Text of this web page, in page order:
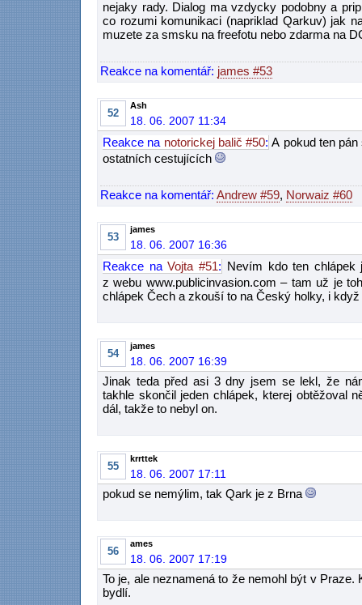
nejaky rady. Dialog ma vzdycky podobny a
co rozumi komunikaci (napriklad Qarkuv) jak
muzete za smsku na freefotu nebo zdarma na
Reakce na komentář: james #53
52
Ash
18. 06. 2007 11:34
Reakce na notorickej balič #50: A pokud ten
ostatních cestujících
Reakce na komentář: Andrew #59, Norwaiz #60
53
james
18. 06. 2007 16:36
Reakce na Vojta #51: Nevím kdo ten
z webu www.publicinvasion.com – tam už je
chlápek Čech a zkouší to na Český holky, i
54
james
18. 06. 2007 16:39
Jinak teda před asi 3 dny jsem se lekl, že
takhle skončil jeden chlápek, kterej obtěžoval
dál, takže to nebyl on.
55
krrttek
18. 06. 2007 17:11
pokud se nemýlim, tak Qark je z Brna
56
ames
18. 06. 2007 17:19
To je, ale neznamená to že nemohl být v
bydlí.